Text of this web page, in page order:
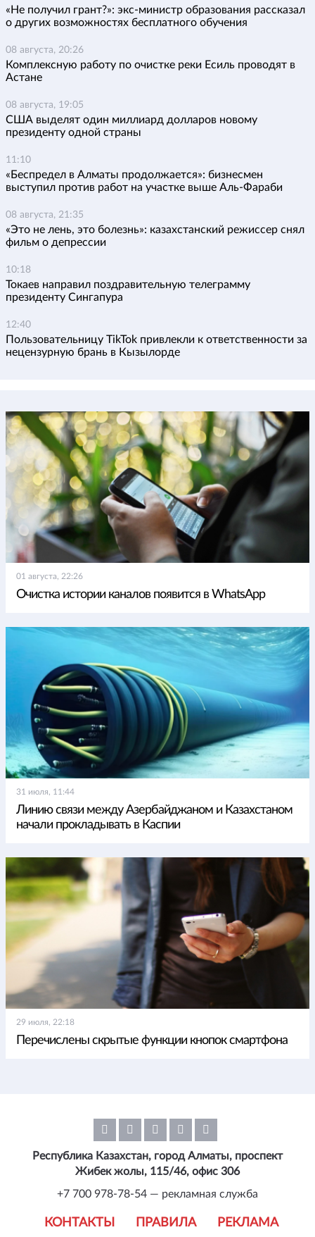
«Не получил грант?»: экс-министр образования рассказал
о других возможностях бесплатного обучения
08 августа, 20:26
Комплексную работу по очистке реки Есиль проводят в
Астане
08 августа, 19:05
США выделят один миллиард долларов новому
президенту одной страны
11:10
«Беспредел в Алматы продолжается»: бизнесмен
выступил против работ на участке выше Аль-Фараби
08 августа, 21:35
«Это не лень, это болезнь»: казахстанский режиссер снял
фильм о депрессии
10:18
Токаев направил поздравительную телеграмму
президенту Сингапура
12:40
Пользовательницу TikTok привлекли к ответственности за
нецензурную брань в Кызылорде
01 августа, 22:26
Очистка истории каналов появится в WhatsApp
31 июля, 11:44
Линию связи между Азербайджаном и Казахстаном
начали прокладывать в Каспии
29 июля, 22:18
Перечислены скрытые функции кнопок смартфона
КОНТАКТЫ ПРАВИЛА РЕКЛАМА
Республика Казахстан, город Алматы, проспект
Жибек жолы, 115/46, офис 306
+7 700 978-78-54 — рекламная служба